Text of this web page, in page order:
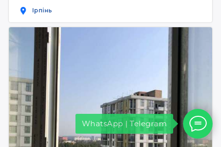
Ірпінь
WhatsApp | Telegram